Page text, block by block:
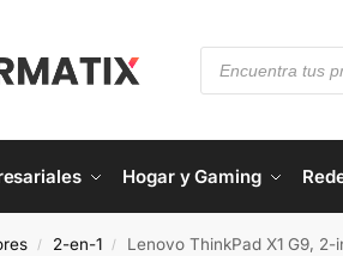
Hogar y Gaming
/ 2-en-1 / Lenovo ThinkPad X1 G9, 2-in-1,